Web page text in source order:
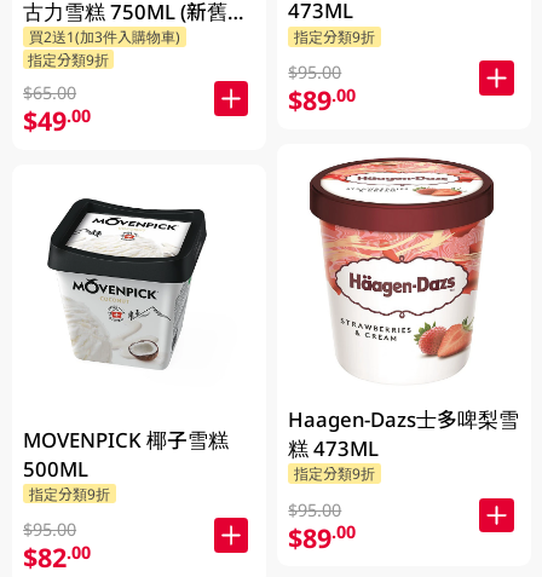
古力雪糕 750ML (新舊包
裝隨機發貨)
買2送1(加3件入購物車)
指定分類9折
$65.00
$49.00
MOVENPICK 椰子雪糕
500ML
指定分類9折
$95.00
$82.00
473ML
指定分類9折
$95.00
$89.00
Haagen-Dazs士多啤梨雪
糕 473ML
指定分類9折
$95.00
$89.00